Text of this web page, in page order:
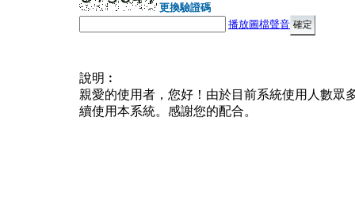
更換驗證碼
播放圖檔聲音
說明︰
親愛的使用者，您好！由於目前系統使用人數眾
續使用本系統。感謝您的配合。